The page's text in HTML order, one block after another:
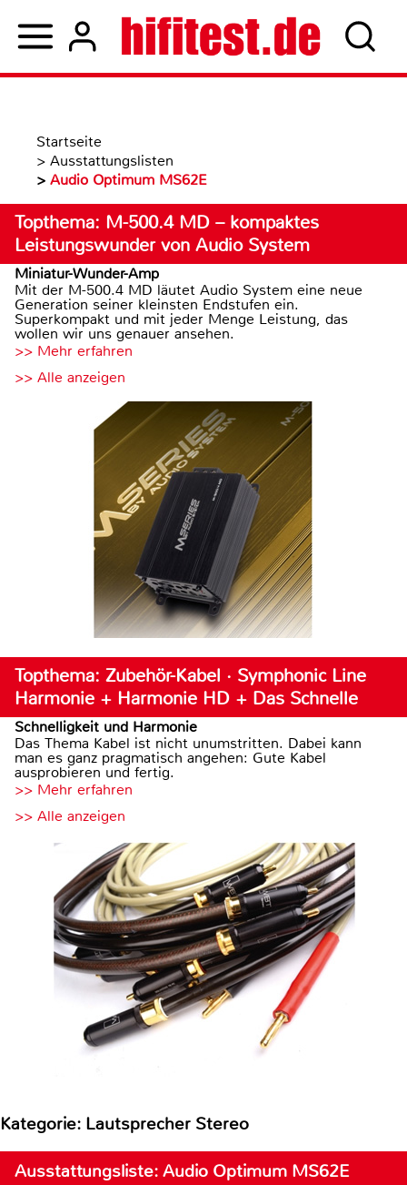
Startseite
> Ausstattungslisten
> Audio Optimum MS62E
Topthema: M-500.4 MD – kompaktes
Leistungswunder von Audio System
Miniatur-Wunder-Amp
Mit der M-500.4 MD läutet Audio System eine neue
Generation seiner kleinsten Endstufen ein.
Superkompakt und mit jeder Menge Leistung, das
wollen wir uns genauer ansehen.
>> Mehr erfahren
>> Alle anzeigen
Topthema: Zubehör-Kabel · Symphonic Line
Harmonie + Harmonie HD + Das Schnelle
Schnelligkeit und Harmonie
Das Thema Kabel ist nicht unumstritten. Dabei kann
man es ganz pragmatisch angehen: Gute Kabel
ausprobieren und fertig.
>> Mehr erfahren
>> Alle anzeigen
Kategorie: Lautsprecher Stereo
Ausstattungsliste: Audio Optimum MS62E